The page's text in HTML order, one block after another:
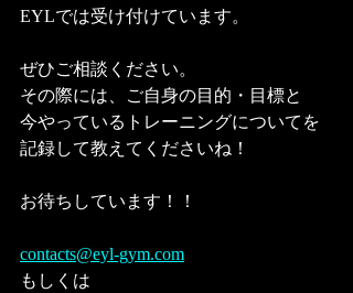
EYLでは受け付けています。
ぜひご相談ください。
その際には、ご自身の目的・目標と
今やっているトレーニングについてを
記録して教えてくださいね！
お待ちしています！！
contacts@eyl-gym.com
もしくは